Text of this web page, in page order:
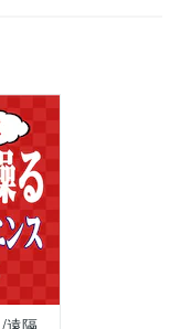
遠隔